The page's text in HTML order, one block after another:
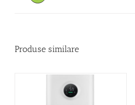
Produse similare